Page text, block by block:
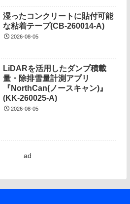
湿ったコンクリートに貼付可能
な粘着テープ(CB-260014-A)
2026-08-05
LiDARを活用したダンプ積載
量・除排雪量計測アプリ
『NorthCan(ノースキャン)』
(KK-260025-A)
2026-08-05
ad